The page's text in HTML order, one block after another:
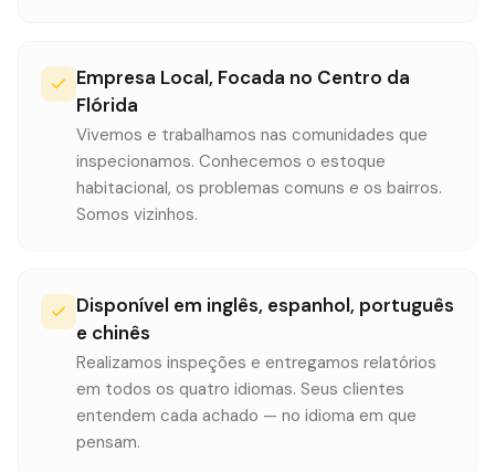
Empresa Local, Focada no Centro da
Flórida
Vivemos e trabalhamos nas comunidades que
inspecionamos. Conhecemos o estoque
habitacional, os problemas comuns e os bairros.
Somos vizinhos.
Disponível em inglês, espanhol, português
e chinês
Realizamos inspeções e entregamos relatórios
em todos os quatro idiomas. Seus clientes
entendem cada achado — no idioma em que
pensam.